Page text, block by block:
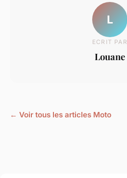
L
ECRIT PAR
Louane
← Voir tous les articles Moto